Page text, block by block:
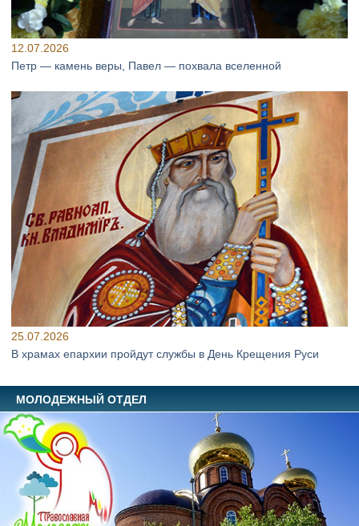
12.07.2026
Петр — камень веры, Павел — похвала вселенной
25.07.2026
В храмах епархии пройдут службы в День Крещения Руси
МОЛОДЕЖНЫЙ ОТДЕЛ